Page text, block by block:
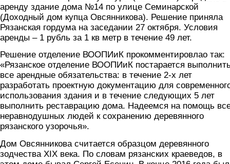
аренду здание дома №14 по улице Семинарской
(Доходный дом купца Овсянникова). Решение приняла
Рязанская гордума на заседании 27 октября. Условия
аренды – 1 рубль за 1 кв метр в течение 49 лет.
Решение отделение ВООПИиК прокомментировлао так:
«Рязанское отделение ВООПИиК постарается
все арендные обязательства: в течение 2-х лет
разработать проектную документацию для
использования здания и в течение следующих 5 лет
выполнить реставрацию дома. Надеемся на помощь
неравнодушных людей к сохранению деревянного
рязанского узорочья».
Дом Овсянникова считается образцом деревянного
зодчества XIX века. По словам рязанских краеведов, в